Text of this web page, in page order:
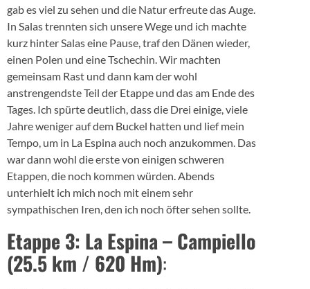
gab es viel zu sehen und die Natur erfreute das Auge.
In Salas trennten sich unsere Wege und ich machte
kurz hinter Salas eine Pause, traf den Dänen wieder,
einen Polen und eine Tschechin. Wir machten
gemeinsam Rast und dann kam der wohl
anstrengendste Teil der Etappe und das am Ende des
Tages. Ich spürte deutlich, dass die Drei einige, viele
Jahre weniger auf dem Buckel hatten und lief mein
Tempo, um in La Espina auch noch anzukommen. Das
war dann wohl die erste von einigen schweren
Etappen, die noch kommen würden. Abends
unterhielt ich mich noch mit einem sehr
sympathischen Iren, den ich noch öfter sehen sollte.
Etappe 3: La Espina – Campiello
(25.5 km / 620 Hm):